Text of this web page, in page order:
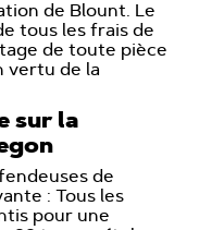
de Blount. Le
tous les frais de
de toute pièce
vertu de la
sur la
de
: Tous les
pour une